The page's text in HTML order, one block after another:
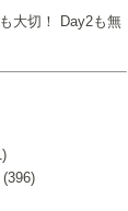
大切！ Day2も無